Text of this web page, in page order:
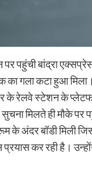
पर पहुंची बांद्रा
गला कटा हुआ
के रेलवे स्टेशन के
मिलते ही मौके पर
के अंदर बॉडी मिली
कर रही है।